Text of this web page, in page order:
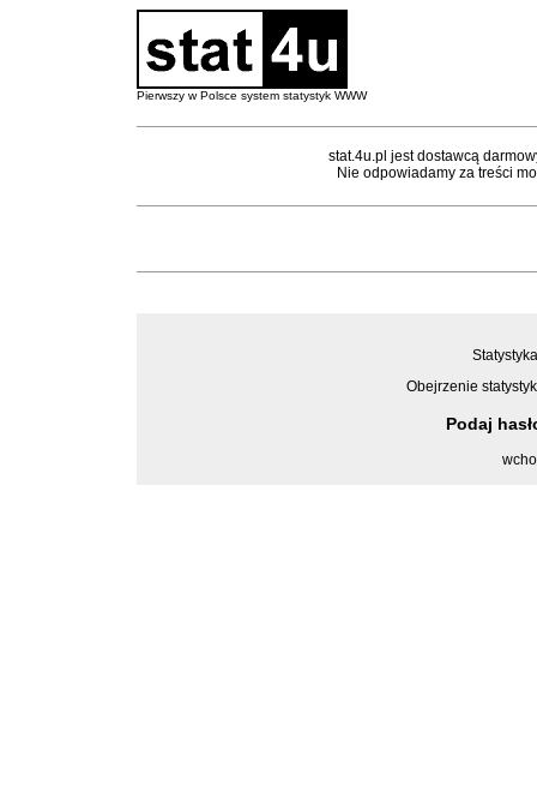
Pierwszy w Polsce system statystyk WWW
stat.4u.pl jest dostawcą
Nie odpowiadamy za treści
Obejrzenie
Podaj